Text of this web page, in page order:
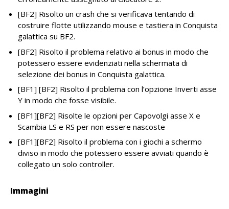
[BF2] Risolto un crash che si verificava tentando di
costruire flotte utilizzando mouse e tastiera in Conquista
galattica su BF2.
[BF2] Risolto il problema relativo ai bonus in modo che
potessero essere evidenziati nella schermata di
selezione dei bonus in Conquista galattica.
[BF1] [BF2] Risolto il problema con l’opzione Inverti asse
Y in modo che fosse visibile.
[BF1][BF2] Risolte le opzioni per Capovolgi asse X e
Scambia LS e RS per non essere nascoste
[BF1][BF2] Risolto il problema con i giochi a schermo
diviso in modo che potessero essere avviati quando è
collegato un solo controller.
Immagini